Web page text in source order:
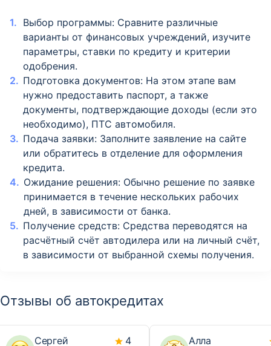
Выбор программы: Сравните различные
варианты от финансовых учреждений, изучите
параметры, ставки по кредиту и критерии
одобрения.
Подготовка документов: На этом этапе вам
нужно предоставить паспорт, а также
документы, подтверждающие доходы (если это
необходимо), ПТС автомобиля.
Подача заявки: Заполните заявление на сайте
или обратитесь в отделение для оформления
кредита.
Ожидание решения: Обычно решение по заявке
принимается в течение нескольких рабочих
дней, в зависимости от банка.
Получение средств: Средства переводятся на
расчётный счёт автодилера или на личный счёт,
в зависимости от выбранной схемы получения.
Отзывы об автокредитах
Сергей 4 Алла